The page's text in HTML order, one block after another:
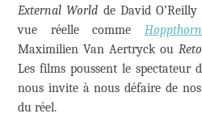
External World de David
vue réelle comme
Maximilien Van Aertryck ou
Les films poussent le spectateur
nous invite à nous défaire de
du réel.